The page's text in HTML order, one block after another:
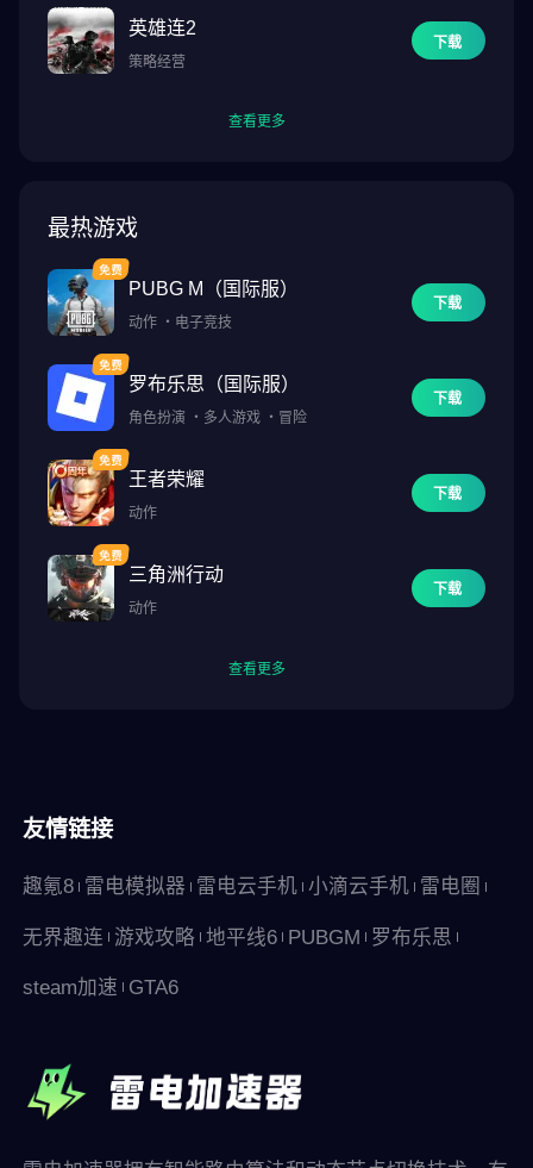
・ RAM 4GB
■ [必要存取权限]
[Android 6.0 以上]
- 透过各权限取消：设定＞应用程式＞更多（设定及控制）＞应用程
式设定＞权限＞选择该权限＞选择授予权限或取消授予权限
- 透过各应用程式取消：设定＞应用程式＞选择该应用程式＞权限＞
选择授予权限或取消授予权限
[Android 6.0以下]：升级操作系统后，取消存取权限或删除APP
限。
*官方网站: https://www.zenonia.com.tw/
*Com2uS 1:1客服: https://customer.withhive.com/com2us
英雄连2
策略经营
下载
查看更多
最热游戏
PUBG M（国际服）
动作 ・ 电子竞技
下载
罗布乐思（国际服）
角色扮演 ・ 多人游戏 ・ 冒险
下载
王者荣耀
动作
下载
三角洲行动
动作
下载
查看更多
友情链接
趣氪8 雷电模拟器 雷电云手机 小滴云手机 雷电圈
无界趣连 游戏攻略 地平线6 PUBGM 罗布乐思
steam加速 GTA6